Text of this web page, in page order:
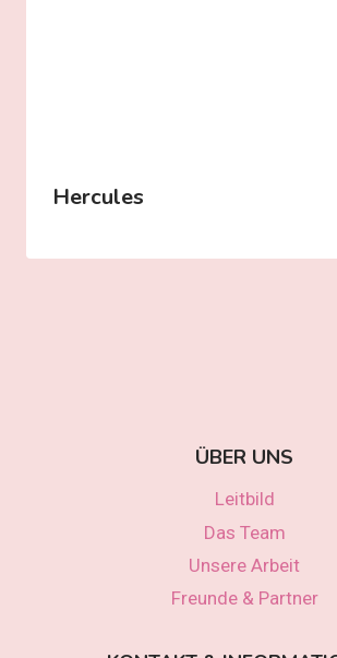
Hercules
ÜBER UNS
Leitbild
Das Team
Unsere Arbeit
Freunde & Partner